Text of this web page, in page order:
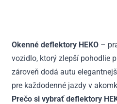
Okenné deflektory HEKO –
vozidlo, ktorý zlepší pohodlie
zároveň dodá autu
pre každodenné jazdy v
Prečo si vybrať deflektory